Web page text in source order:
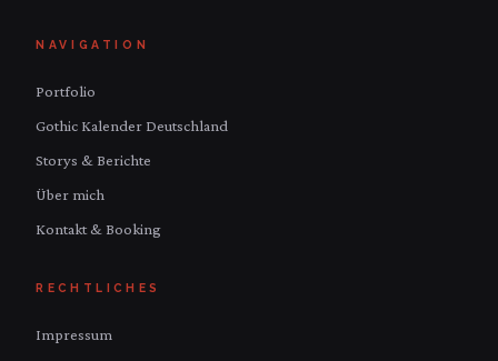
NAVIGATION
Portfolio
Gothic Kalender Deutschland
Storys & Berichte
Über mich
Kontakt & Booking
RECHTLICHES
Impressum